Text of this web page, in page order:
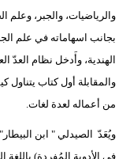
والرياضيات، والجبر، وعلم
بجانب اسهاماته في علم
الهندية، وأَدخل نظام العدّ
والمقابلة أول كتاب يتناول
من أعماله لعدة لغات.
ويُعَدّ الصيدلي " ابن
في الأدوية المُفردة) باللغة